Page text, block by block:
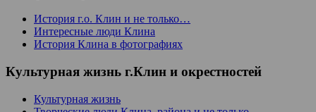
История г.о. Клин и не только…
Интересные люди Клина
История Клина в фотографиях
Культурная жизнь г.Клин и окрестностей
Культурная жизнь